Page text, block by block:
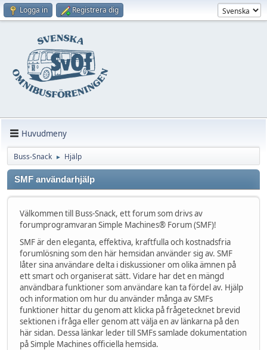
Logga in Registrera dig
Huvudmeny
Buss-Snack ► Hjälp
SMF användarhjälp
Välkommen till Buss-Snack, ett forum som drivs av
forumprogramvaran Simple Machines® Forum (SMF)!
SMF är den eleganta, effektiva, kraftfulla och kostnadsfria
forumlösning som den här hemsidan använder sig av. SMF
låter sina användare delta i diskussioner om olika ämnen på
ett smart och organiserat sätt. Vidare har det en mängd
användbara funktioner som användare kan ta fördel av. Hjälp
och information om hur du använder många av SMFs
funktioner hittar du genom att klicka på frågetecknet brevid
sektionen i fråga eller genom att välja en av länkarna på den
här sidan. Dessa länkar leder till SMFs samlade dokumentation
på Simple Machines officiella hemsida.